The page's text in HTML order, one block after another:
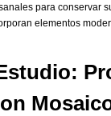
para conservar
elementos